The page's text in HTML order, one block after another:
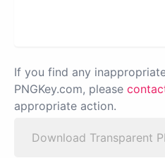
If you find any
PNGKey.com, please
appropriate action.
Download Transparent